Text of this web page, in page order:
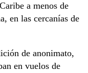
a menos de
en las cercanías de
de anonimato,
en vuelos de